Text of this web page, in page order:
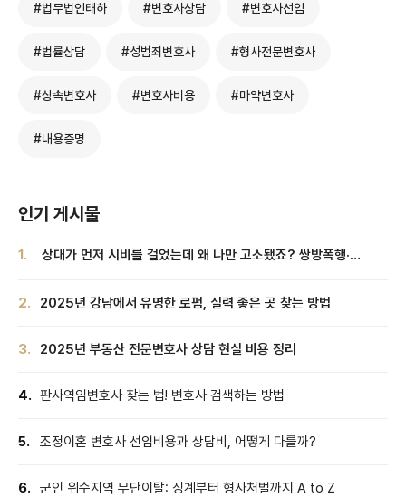
#법무법인태하 #변호사상담 #변호사선임
#법률상담 #성범죄변호사 #형사전문변호사
#상속변호사 #변호사비용 #마약변호사
#내용증명
인기 게시물
1.
상대가 먼저 시비를 걸었는데 왜 나만 고소됐죠? 쌍방폭행·
2.
2025년 강남에서 유명한 로펌, 실력 좋은 곳 찾는 방법
3. 2025년 부동산 전문변호사 상담 현실 비용 정리
4. 판사역임변호사 찾는 법! 변호사 검색하는 방법
5. 조정이혼 변호사 선임비용과 상담비, 어떻게 다를까?
6. 군인 위수지역 무단이탈: 징계부터 형사처벌까지 A to Z